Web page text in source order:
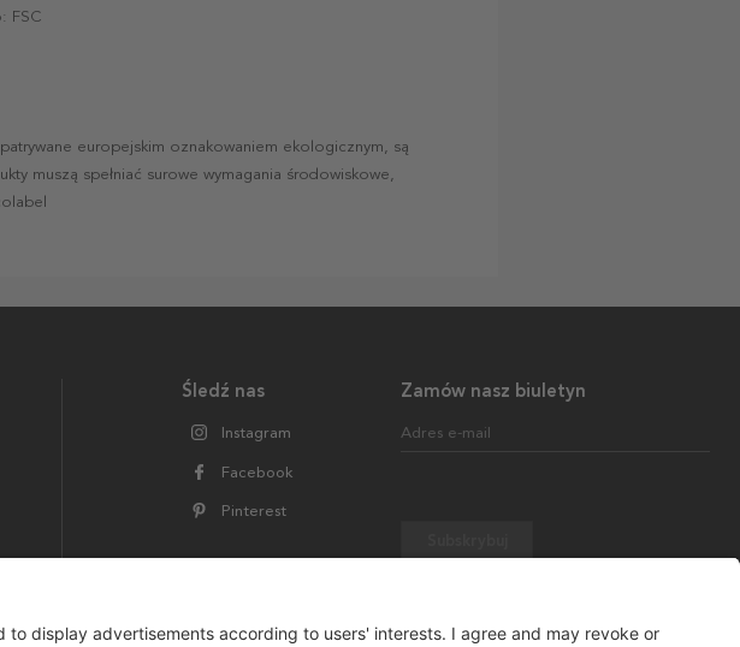
FSC
europejskim oznakowaniem ekologicznym, są
muszą spełniać surowe wymagania środowiskowe,
Zamów nasz biuletyn
Adres e-mail
Śledź nas
Instagram
Facebook
Pinterest